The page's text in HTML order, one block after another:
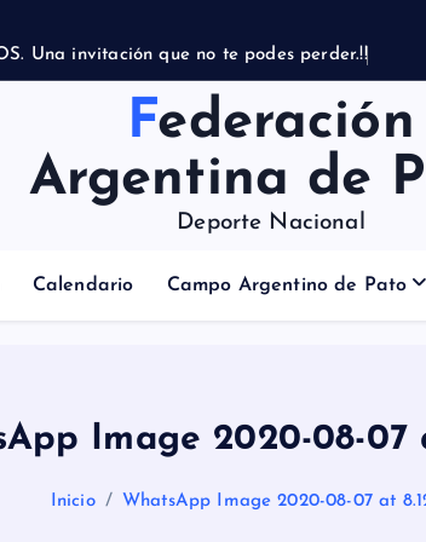
S. Una i nvitación q ue no te podes perder.!!
Federación
Argentina de
Deporte Nacional
Calendario Campo Argentino de Pato
Image 2020-08-07
Inicio WhatsApp Image 2020-08-07 at